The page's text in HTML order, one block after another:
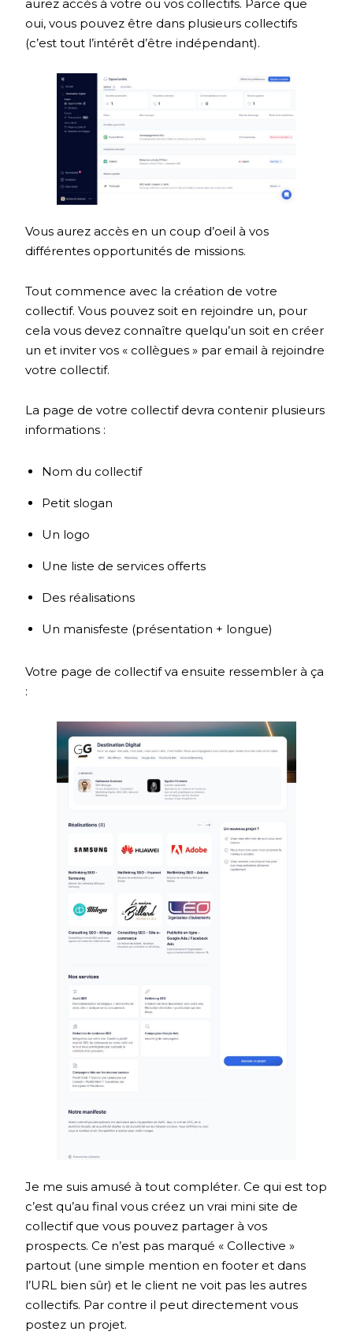
aurez accès à votre ou vos collectifs. Parce que
oui, vous pouvez être dans plusieurs collectifs
(c’est tout l’intérêt d’être indépendant).
Vous aurez accès en un coup d’oeil à vos
différentes opportunités de missions.
Tout commence avec la création de votre
collectif. Vous pouvez soit en rejoindre un, pour
cela vous devez connaître quelqu’un soit en créer
un et inviter vos « collègues » par email à rejoindre
votre collectif.
La page de votre collectif devra contenir plusieurs
informations :
Nom du collectif
Petit slogan
Un logo
Une liste de services offerts
Des réalisations
Un manisfeste (présentation + longue)
Votre page de collectif va ensuite ressembler à ça
:
Je me suis amusé à tout compléter. Ce qui est top
c’est qu’au final vous créez un vrai mini site de
collectif que vous pouvez partager à vos
prospects. Ce n’est pas marqué « Collective »
partout (une simple mention en footer et dans
l’URL bien sûr) et le client ne voit pas les autres
collectifs. Par contre il peut directement vous
postez un projet.